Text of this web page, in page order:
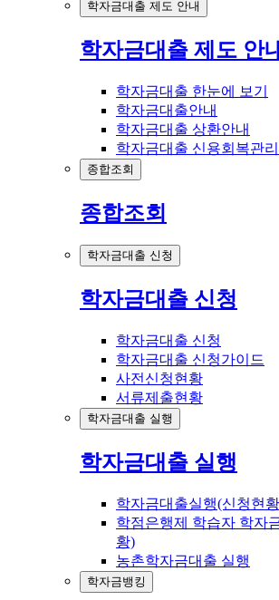
학자금대출 제도 안내
학자금대출 제도 안
학자금대출 한눈에 보기
학자금대출안내
학자금대출 상환안내
학자금대출 신용회복관리
종합조회
종합조회
학자금대출 신청
학자금대출 신청
학자금대출 신청
학자금대출 신청가이드
사전신청현황
서류제출현황
학자금대출 실행
학자금대출 실행
학자금대출실행(신청현
학점은행제 학습자 학자
황)
농촌학자금대출 실행
학자금뱅킹